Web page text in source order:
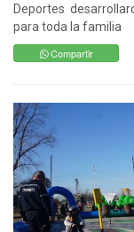
Deportes
para toda la familia
Compartir